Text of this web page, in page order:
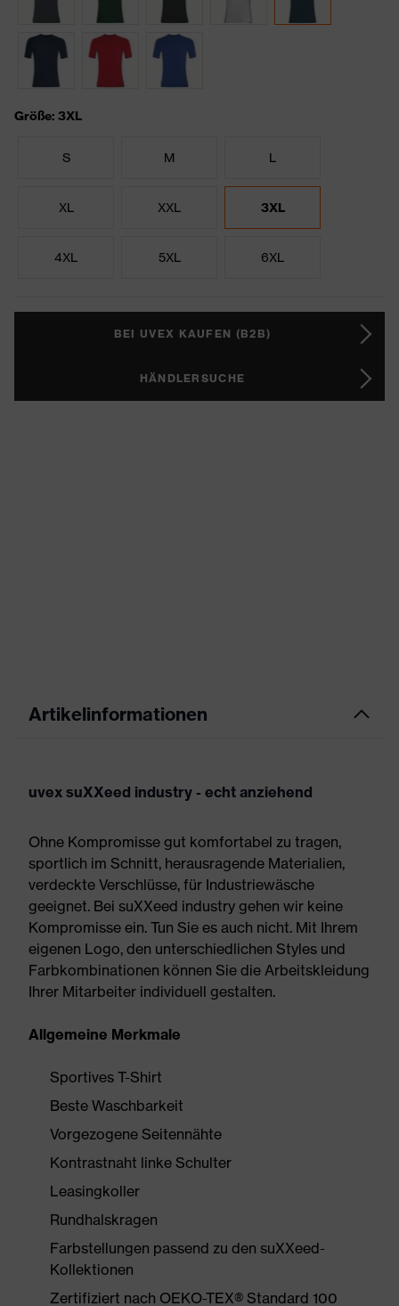
Größe: 3XL
S M L
XL XXL 3XL
4XL 5XL 6XL
BEI UVEX KAUFEN (B2B)
HÄNDLERSUCHE
Artikelinformationen
uvex suXXeed industry - echt anziehend
Ohne Kompromisse gut komfortabel zu tragen,
sportlich im Schnitt, herausragende Materialien,
verdeckte Verschlüsse, für Industriewäsche
geeignet. Bei suXXeed industry gehen wir keine
Kompromisse ein. Tun Sie es auch nicht. Mit Ihrem
eigenen Logo, den unterschiedlichen Styles und
Farbkombinationen können Sie die Arbeitskleidung
Ihrer Mitarbeiter individuell gestalten.
Allgemeine Merkmale
Sportives T-Shirt
Beste Waschbarkeit
Vorgezogene Seitennähte
Kontrastnaht linke Schulter
Leasingkoller
Rundhalskragen
Farbstellungen passend zu den suXXeed-
Kollektionen
Zertifiziert nach OEKO-TEX® Standard 100